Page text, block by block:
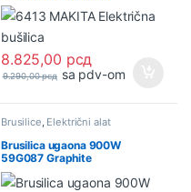
8.825,00 рсд
9.290,00рсд sa pdv-om
Brusilice, Električni alat
Brusilica ugaona 900W
59G087 Graphite